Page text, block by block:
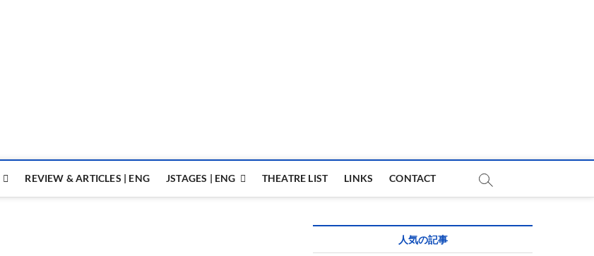
REVIEW & ARTICLES | ENG JSTAGES | ENG THEATRE LIST LINKS CONTACT
人気の記事